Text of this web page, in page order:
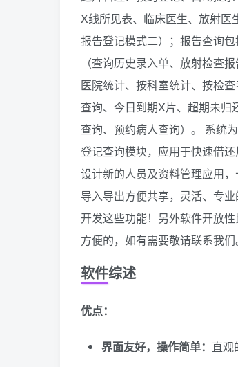
X线所见表、临床医生、放射医
报告登记模式二）；报告查询
（查询历史录入单、放射检查
医院统计、按科室统计、按检
查询、今日到期X片、超期未归
查询、预约病人查询）。 系统
登记查询模块，应用于快速借
设计新的人员及资料管理应用
导入导出方便共享，灵活、专
开发这些功能！另外软件开放
方便的，如有需要敬请联系我们
软件综述
优点：
界面友好，操作简单： 直观